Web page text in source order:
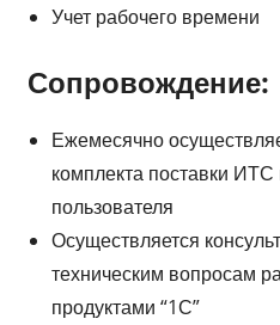
Учет рабочего времени
Сопровождение:
Ежемесячно
комплекта поставки
пользователя
Осуществляется
техническим вопросам
продуктами “1С”